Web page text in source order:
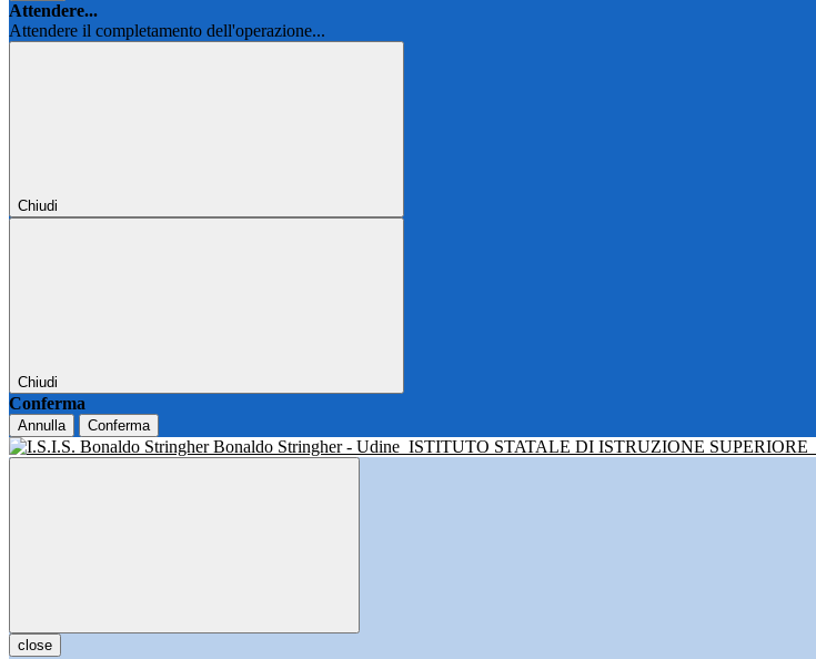
Attendere...
Attendere il completamento dell'operazione...
Chiudi
Chiudi
Conferma
Annulla Conferma
Bonaldo Stringher - Udine ISTITUTO STATALE DI ISTRUZIONE SUPERIORE
close